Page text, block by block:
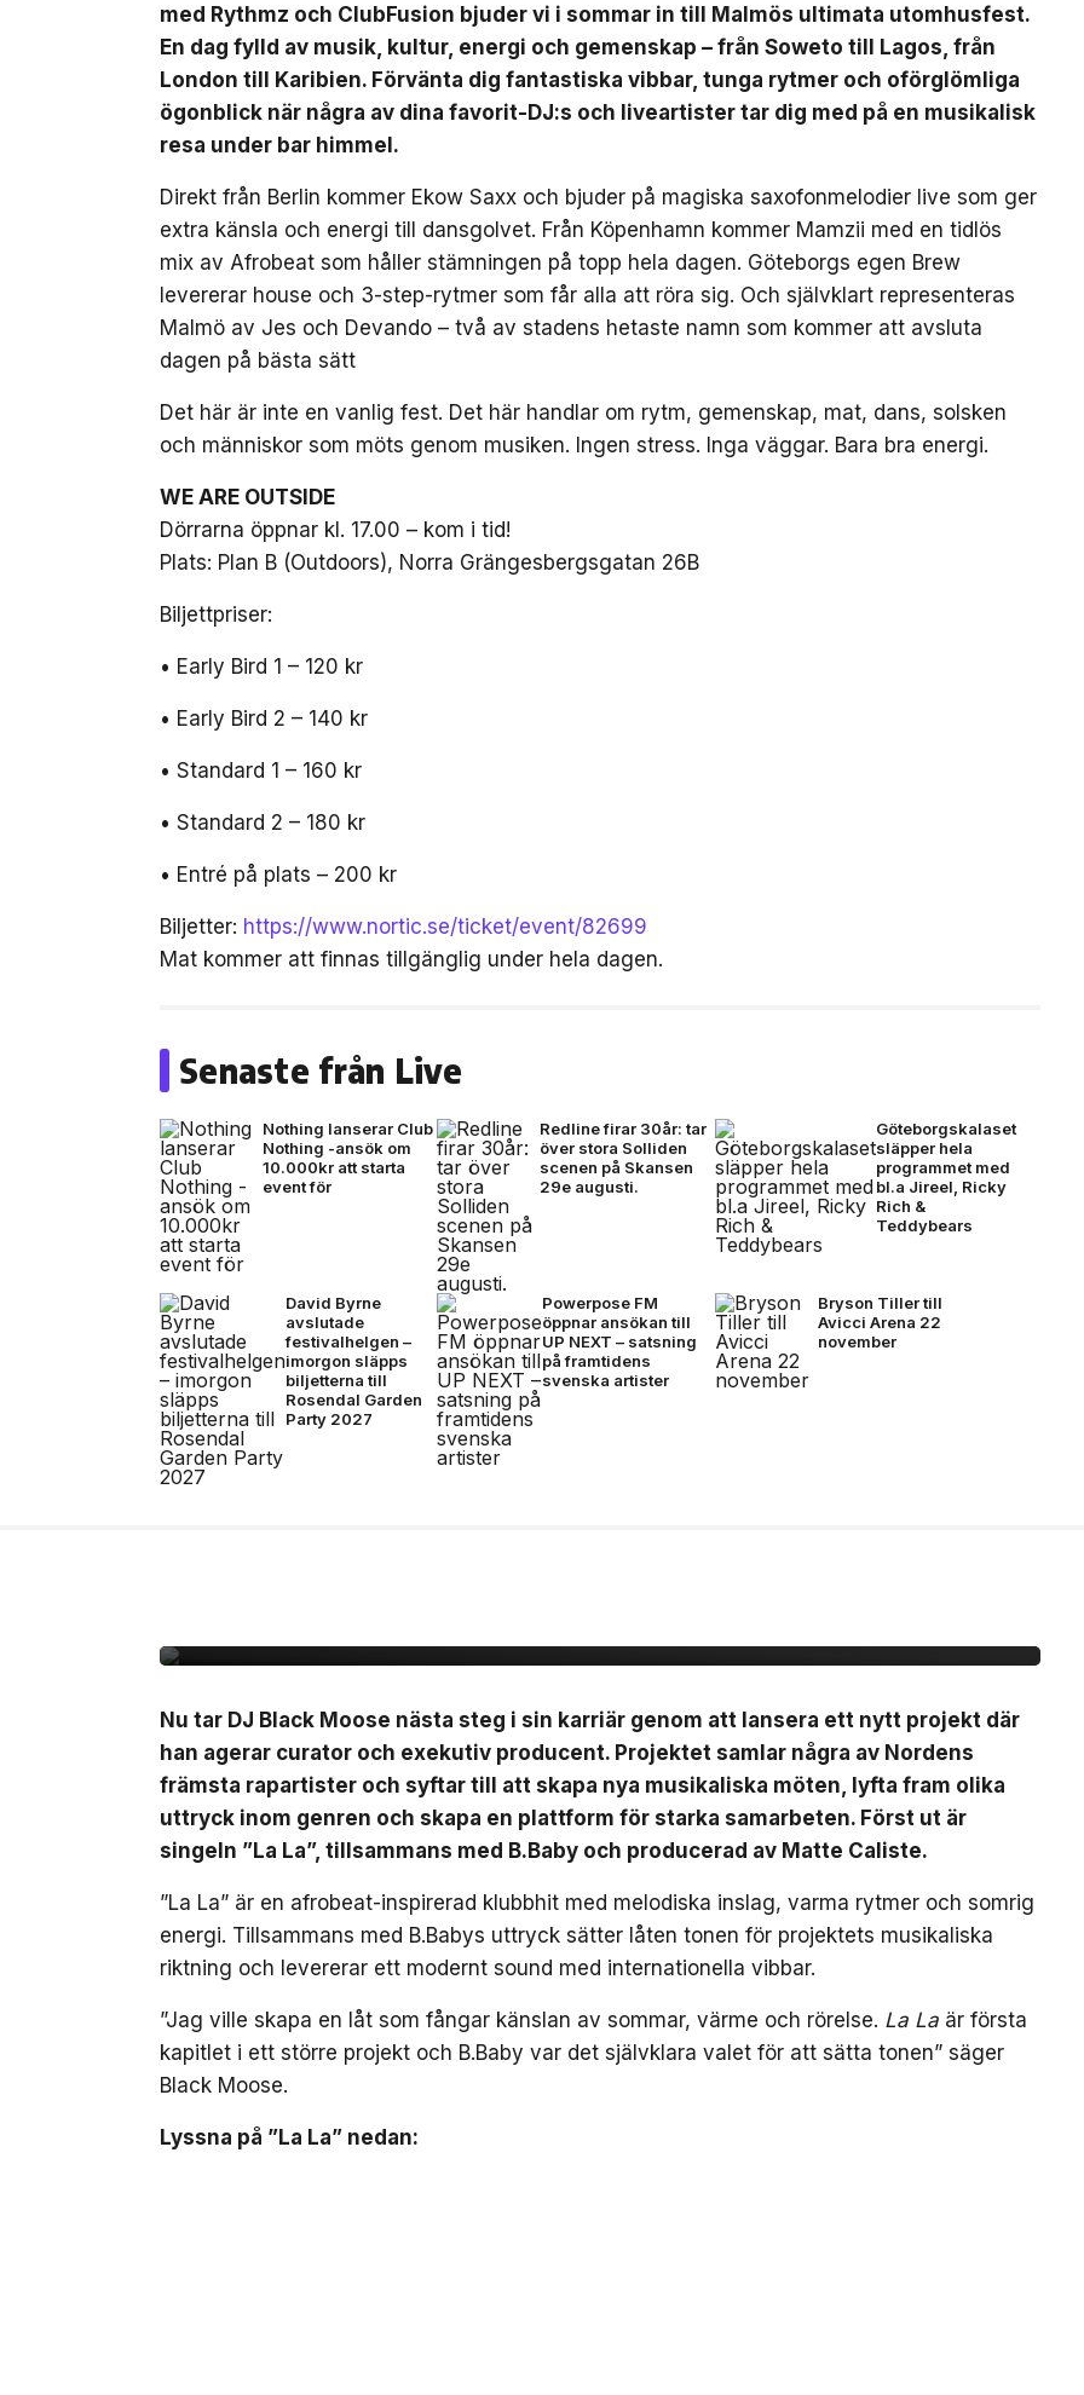
med Rythmz och ClubFusion bjuder vi i sommar in till Malmös ultimata utomhusfest.
En dag fylld av musik, kultur, energi och gemenskap – från Soweto till Lagos, från
London till Karibien. Förvänta dig fantastiska vibbar, tunga rytmer och oförglömliga
ögonblick när några av dina favorit-DJ:s och liveartister tar dig med på en musikalisk
resa under bar himmel.
Direkt från Berlin kommer Ekow Saxx och bjuder på magiska saxofonmelodier live som ger
extra känsla och energi till dansgolvet. Från Köpenhamn kommer Mamzii med en tidlös
mix av Afrobeat som håller stämningen på topp hela dagen. Göteborgs egen Brew
levererar house och 3-step-rytmer som får alla att röra sig. Och självklart representeras
Malmö av Jes och Devando – två av stadens hetaste namn som kommer att avsluta
dagen på bästa sätt
Det här är inte en vanlig fest. Det här handlar om rytm, gemenskap, mat, dans, solsken
och människor som möts genom musiken. Ingen stress. Inga väggar. Bara bra energi.
WE ARE OUTSIDE
Dörrarna öppnar kl. 17.00 – kom i tid!
Plats: Plan B (Outdoors), Norra Grängesbergsgatan 26B
Biljettpriser:
• Early Bird 1 – 120 kr
• Early Bird 2 – 140 kr
• Standard 1 – 160 kr
• Standard 2 – 180 kr
• Entré på plats – 200 kr
Biljetter: https://www.nortic.se/ticket/event/82699
Mat kommer att finnas tillgänglig under hela dagen.
Senaste från Live
Nothing lanserar Club
Nothing -ansök om
10.000kr att starta
event för
Redline firar 30år: tar
över stora Solliden
scenen på Skansen
29e augusti.
Göteborgskalaset
släpper hela
programmet med
bl.a Jireel, Ricky
Rich &
Teddybears
David Byrne
avslutade
festivalhelgen –
imorgon släpps
biljetterna till
Rosendal Garden
Party 2027
Powerpose FM
öppnar ansökan till
UP NEXT – satsning
på framtidens
svenska artister
Bryson Tiller till
Avicci Arena 22
november
Nu tar DJ Black Moose nästa steg i sin karriär genom att lansera ett nytt projekt där
han agerar curator och exekutiv producent. Projektet samlar några av Nordens
främsta rapartister och syftar till att skapa nya musikaliska möten, lyfta fram olika
uttryck inom genren och skapa en plattform för starka samarbeten. Först ut är
singeln ”La La”, tillsammans med B.Baby och producerad av Matte Caliste.
”La La” är en afrobeat-inspirerad klubbhit med melodiska inslag, varma rytmer och somrig
energi. Tillsammans med B.Babys uttryck sätter låten tonen för projektets musikaliska
riktning och levererar ett modernt sound med internationella vibbar.
”Jag ville skapa en låt som fångar känslan av sommar, värme och rörelse. La La är första
kapitlet i ett större projekt och B.Baby var det självklara valet för att sätta tonen” säger
Black Moose.
Lyssna på ”La La” nedan: